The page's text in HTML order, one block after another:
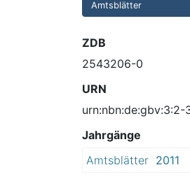
Amtsblätter
ZDB
2543206-0
URN
urn:nbn:de:gbv:3:2-
Jahrgänge
Amtsblätter 2011